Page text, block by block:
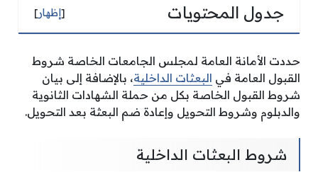
جدول المحتويات [إظهار]
حددت الأمانة العامة لمجلس الجامعات الخاصة شروط
القبول العامة في البعثات الداخلية، بالإضافة إلى بيان
شروط القبول الخاصة بكل من حملة الشهادات الثانوية
والدبلوم وشروط التحويل وإعادة ضم البعثة بعد التحويل.
شروط البعثات الداخلية